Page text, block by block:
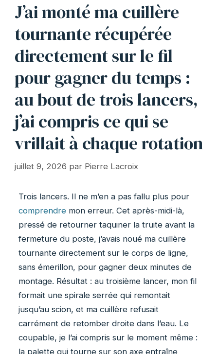
J’ai monté ma cuillère
tournante récupérée
directement sur le fil
pour gagner du temps :
au bout de trois lancers,
j’ai compris ce qui se
vrillait à chaque rotation
juillet 9, 2026 par Pierre Lacroix
Trois lancers. Il ne m’en a pas fallu plus pour
comprendre mon erreur. Cet après-midi-là,
pressé de retourner taquiner la truite avant la
fermeture du poste, j’avais noué ma cuillère
tournante directement sur le corps de ligne,
sans émerillon, pour gagner deux minutes de
montage. Résultat : au troisième lancer, mon fil
formait une spirale serrée qui remontait
jusqu’au scion, et ma cuillère refusait
carrément de retomber droite dans l’eau. Le
coupable, je l’ai compris sur le moment même :
la palette qui tourne sur son axe entraîne